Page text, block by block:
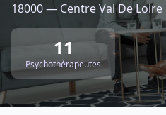
18000 — Centre Val De Loire
11
Psychothérapeutes